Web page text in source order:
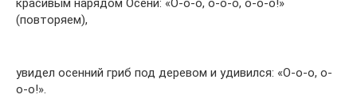
красивым нарядом Осени: «О-о-о, о-о-о, о-о-о!»
(повторяем),
увидел осенний гриб под деревом и удивился: «О-о-о, о-
о-о!».